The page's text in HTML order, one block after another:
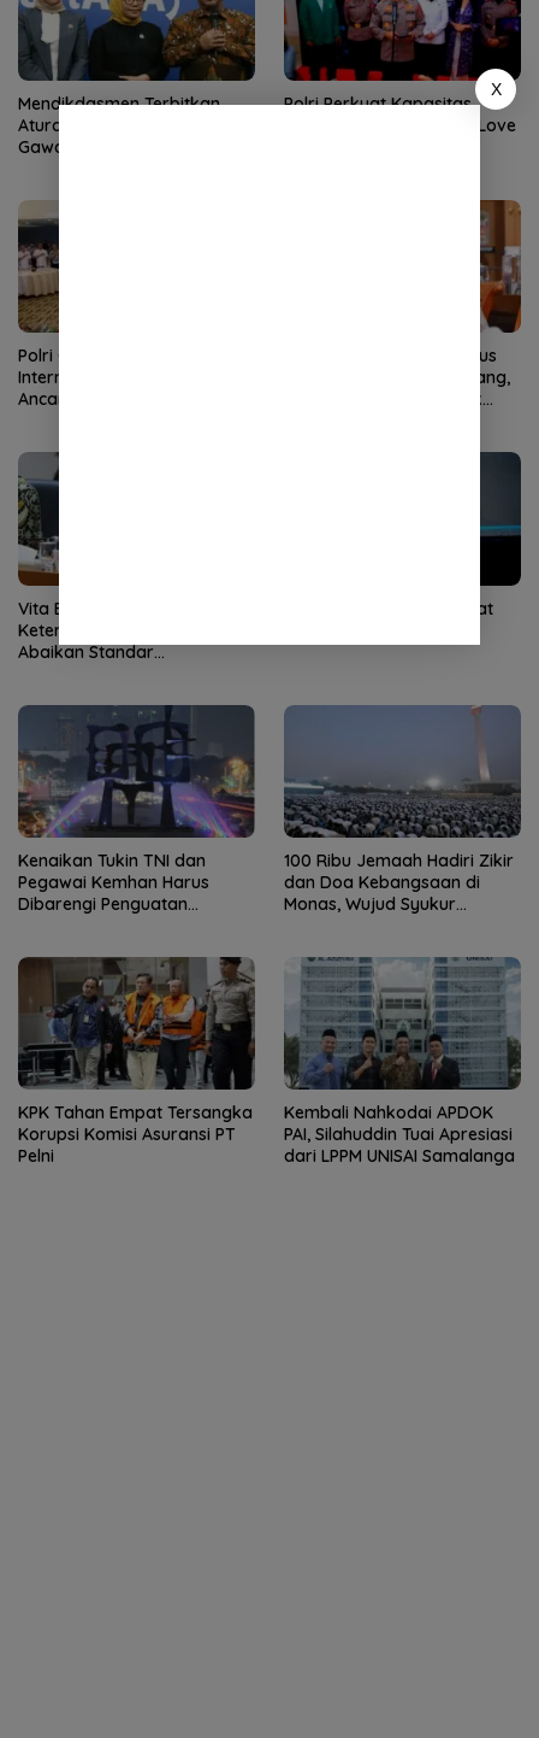
Mendikdasmen Terbitkan
Aturan Sekolah Aman, Batasi
Gawai Siswa di Bawah 16
Polri Perkuat Kapasitas
Personel Hadapi Modus Love
Polri Gelar Dialog Penguatan
Internal untuk Hadapi
Ancaman Love Scamming di
Anggota DPR Soroti Kasus
Begal Pelajar di Palembang,
Minta Perlindungan Anak
Vita Ervina Minta BPJS
Ketenagakerjaan Tak
Abaikan Standar
Komdigi Layangkan Surat
Kenaikan Tukin TNI dan
Pegawai Kemhan Harus
Dibarengi Penguatan
100 Ribu Jemaah Hadiri Zikir
dan Doa Kebangsaan di
Monas, Wujud Syukur
KPK Tahan Empat Tersangka
Korupsi Komisi Asuransi PT
Pelni
Kembali Nahkodai APDOK
PAI, Silahuddin Tuai Apresiasi
dari LPPM UNISAI Samalanga
X